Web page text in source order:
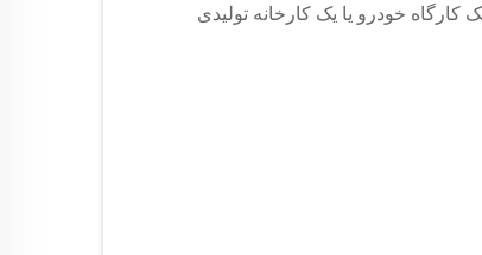
خودرو یا یک کارخانه تولیدی